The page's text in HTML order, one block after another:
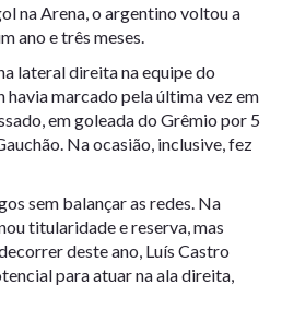
na Arena, o argentino voltou a
ano e três meses.
lateral direita na equipe do
havia marcado pela última vez em
em goleada do Grêmio por 5
Na ocasião, inclusive, fez
sem balançar as redes. Na
titularidade e reserva, mas
deste ano, Luís Castro
para atuar na ala direita,